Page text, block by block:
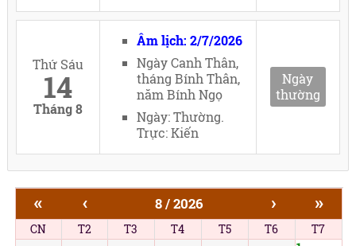
Thứ Sáu
14
Tháng 8
Âm lịch: 2/7/2026
Ngày Canh Thân,
tháng Bính Thân,
năm Bính Ngọ
Ngày: Thường.
Trực: Kiến
Ngày
thường
« ‹ 8 / 2026 › »
CN T2 T3 T4 T5 T6 T7